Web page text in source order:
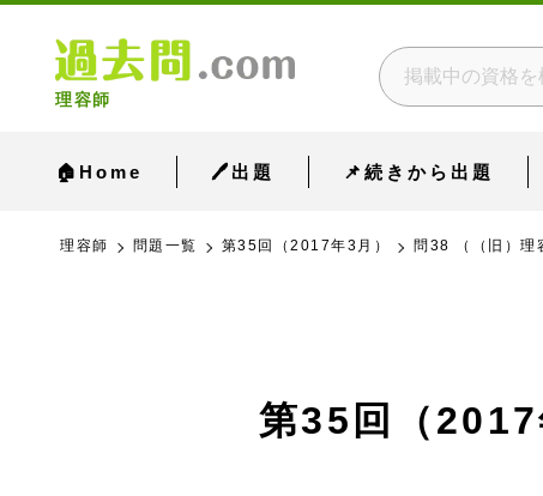
理容師
🏠Home 🖊出題 📌続きから出題
理容師 問題一覧 第35回（2017年3月） 問38 （（旧）理
第35回（2017